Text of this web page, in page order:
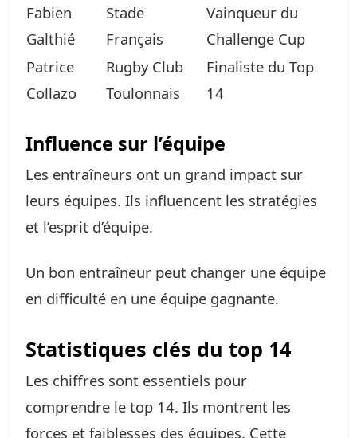
Fabien
Galthié
Stade
Français
Vainqueur du
Challenge Cup
Patrice
Collazo
Rugby Club
Toulonnais
Finaliste du Top
14
Influence sur l’équipe
Les entraîneurs ont un grand impact sur
leurs équipes. Ils influencent les stratégies
et l’esprit d’équipe.
Un bon entraîneur peut changer une équipe
en difficulté en une équipe gagnante.
Statistiques clés du top 14
Les chiffres sont essentiels pour
comprendre le top 14. Ils montrent les
forces et faiblesses des équipes. Cette